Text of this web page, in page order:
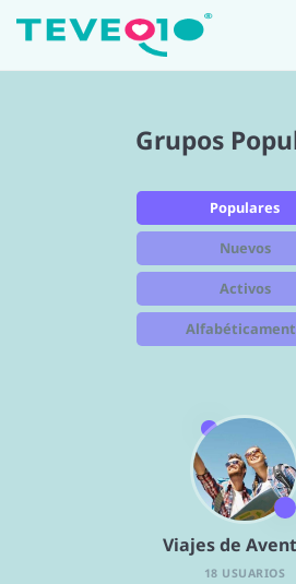
Grupos
Nuevos
Activos
Populares
Viajes de
18 USUARIOS